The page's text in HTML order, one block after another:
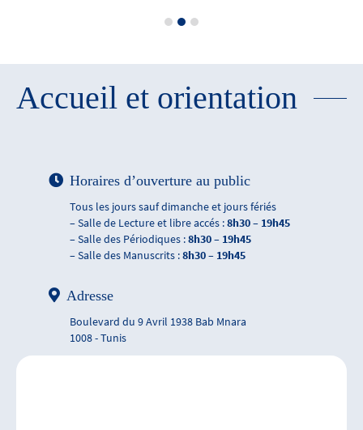
Accueil et orientation
Horaires d’ouverture au public
Tous les jours sauf dimanche et jours fériés
– Salle de Lecture et libre accés :8h30 – 19h45
– Salle des Périodiques :8h30 – 19h45
– Salle des Manuscrits :8h30 – 19h45
Adresse
Boulevard du 9 Avril 1938 Bab Mnara
1008 - Tunis